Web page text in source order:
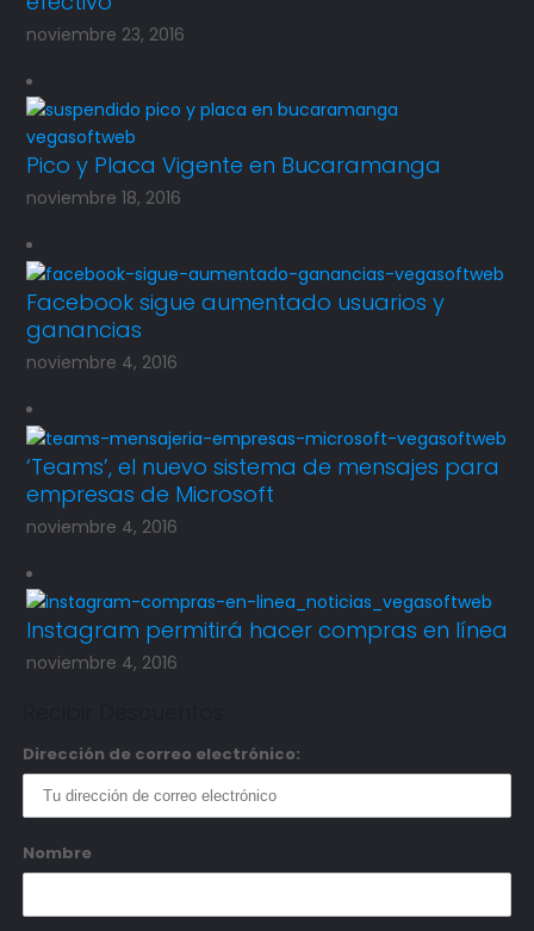
noviembre 23, 2016
Pico y Placa Vigente en Bucaramanga
noviembre 18, 2016
Facebook sigue aumentado usuarios y
ganancias
noviembre 4, 2016
‘Teams’, el nuevo sistema de mensajes para
empresas de Microsoft
noviembre 4, 2016
Instagram permitirá hacer compras en línea
noviembre 4, 2016
Dirección de correo electrónico:
Nombre